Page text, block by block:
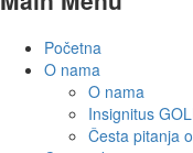
Početna
O nama
O nama
Insignitus
Česta pitanja